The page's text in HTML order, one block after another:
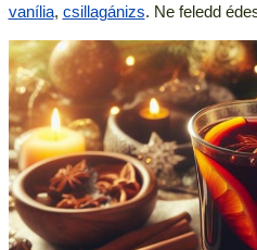
vanília, csillagánizs. Ne feledd